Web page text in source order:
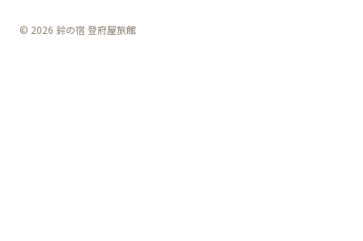
© 2026 鈴の宿 登府屋旅館